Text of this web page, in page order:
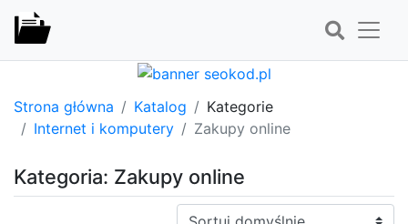
Strona główna Katalog
Kategorie
Internet i komputery
Zakupy online
Kategoria: Zakupy online
Sortuj: